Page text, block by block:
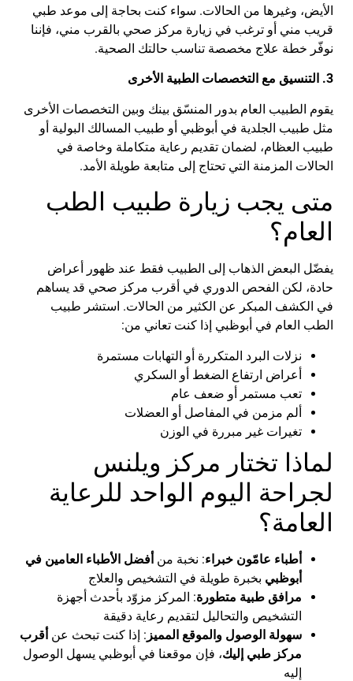
الأيض، وغيرها من الحالات. سواء كنت بحاجة إلى موعد طبي
قريب مني أو ترغب في زيارة مركز صحي بالقرب مني، فإننا
نوفّر خطة علاج مخصصة تناسب حالتك الصحية.
3
. التنسيق مع التخصصات الطبية الأخرى
يقوم الطبيب العام بدور المنسّق بينك وبين التخصصات الأخرى
مثل طبيب الجلدية في أبوظبي أو طبيب المسالك البولية أو
طبيب العظام، لضمان تقديم رعاية متكاملة وخاصة في
الحالات المزمنة التي تحتاج إلى متابعة طويلة الأمد.
متى يجب زيارة طبيب الطب
العام؟
يفضّل البعض الذهاب إلى الطبيب فقط عند ظهور أعراض
حادة، لكن الفحص الدوري في أقرب مركز صحي قد يساهم
في الكشف المبكر عن الكثير من الحالات. استشر طبيب
الطب العام في أبوظبي إذا كنت تعاني من:
نزلات البرد المتكررة أو التهابات مستمرة
أعراض ارتفاع الضغط أو السكري
تعب مستمر أو ضعف عام
ألم مزمن في المفاصل أو العضلات
تغيرات غير مبررة في الوزن
لماذا تختار مركز ويلنس
لجراحة اليوم الواحد للرعاية
العامة؟
أطباء عامّون خبراء: نخبة من أفضل الأطباء العامين في
أبوظبي بخبرة طويلة في التشخيص والعلاج
مرافق طبية متطورة: المركز مزوّد بأحدث أجهزة
التشخيص والتحاليل لتقديم رعاية دقيقة
سهولة الوصول والموقع المميز : إذا كنت تبحث عن أقرب
مركز طبي إليك، فإن موقعنا في أبوظبي يسهل الوصول
إليه